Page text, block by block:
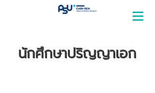
นักศึกษาปริญญาเอก